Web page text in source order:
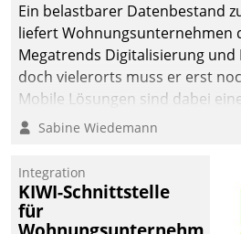
Ein belastbarer Datenbestand
liefert Wohnungsunternehmen
Megatrends Digitalisierung und
doch vielerorts muss er erst
Mobile Lösungen sind dabei
Sabine Wiedemann
Integration
KIWI-Schnittstelle
für